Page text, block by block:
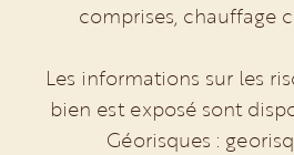
comprises, chauffage
Les informations sur les
bien est exposé sont
Géorisques :